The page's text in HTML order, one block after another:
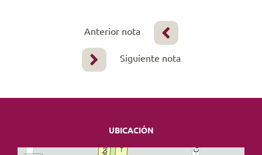
Anterior nota
Siguiente nota
UBICACIÓN